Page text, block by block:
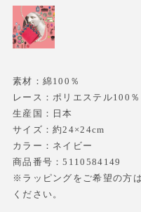
素材：綿100％
レース：ポリエステル100％
生産国：日本
サイズ：約24×24cm
カラー：ネイビー
商品番号：5110584149
※ラッピングをご希望の方
ください。